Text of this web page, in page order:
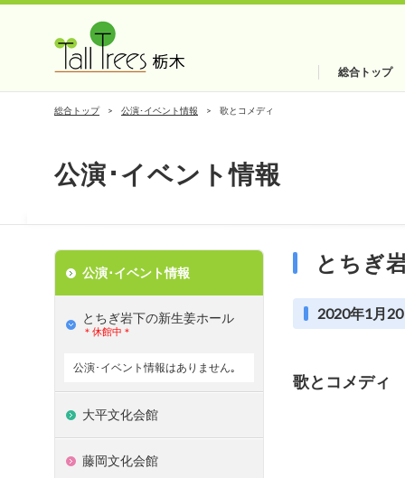
総合トップ
総合トップ 公演･イベント情報 歌とコメディ
公演･イベント情報
とちぎ
2020年1月
歌とコメディ
公演･イベント情報
とちぎ岩下の新⽣姜ホール
＊休館中＊
公演･イベント情報はありません｡
大平文化会館
藤岡文化会館